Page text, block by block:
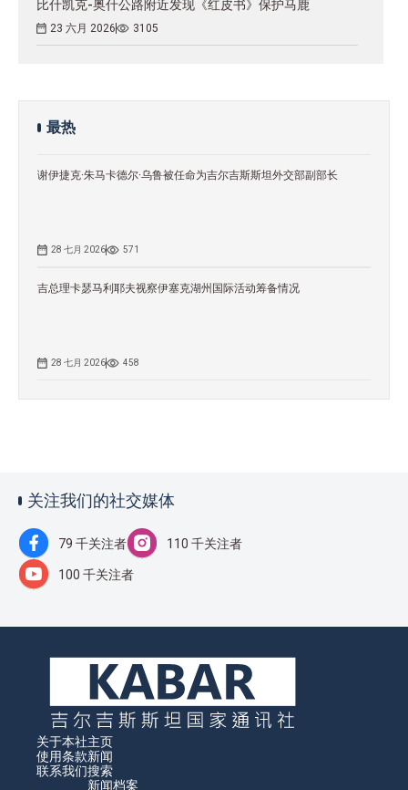
比什凯克-奥什公路附近发现《红皮书》保护马鹿
23 六月 2026 3105
最热
谢伊捷克·朱马卡德尔·乌鲁被任命为吉尔吉斯斯坦外交部副部长
28 七月 2026 571
吉总理卡瑟马利耶夫视察伊塞克湖州国际活动筹备情况
28 七月 2026 458
关注我们的社交媒体
79 千关注者 110 千关注者
100 千关注者
关于本社
使用条款
联系我们
主页
新闻
搜索
新闻档案